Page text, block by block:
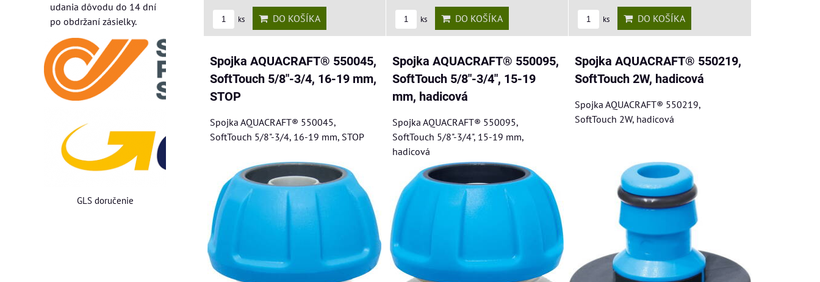
ks DO KOŠÍKA ks DO KOŠÍKA ks DO KOŠÍKA
Spojka AQUACRAFT® 550045,
SoftTouch 5/8"-3/4, 16-19 mm,
STOP
Spojka AQUACRAFT® 550045,
SoftTouch 5/8"-3/4, 16-19 mm, STOP
Spojka AQUACRAFT® 550095,
SoftTouch 5/8"-3/4", 15-19
mm, hadicová
Spojka AQUACRAFT® 550095,
SoftTouch 5/8"-3/4", 15-19 mm,
hadicová
Spojka AQUACRAFT® 550219,
SoftTouch 2W, hadicová
Spojka AQUACRAFT® 550219,
SoftTouch 2W, hadicová
udania dôvodu do 14 dní
po obdržaní zásielky.
GLS doručenie